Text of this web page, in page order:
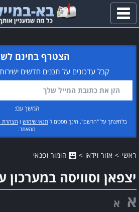
פתח
תפריט
הצטרף בחינם
קבל עדכונים על תכנים חדשים
המשך עם:
בלחיצתך על "הרשם", הינך מסכים ל תנאי שימוש ו הצהרת
מהאתר.
ראשי > אזור וידאו > הומור ופנאי
יצפאן וסוויסה במערכון
א א